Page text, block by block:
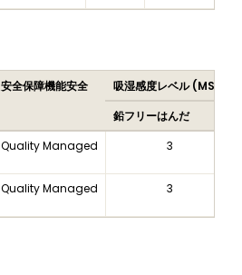
安全保障機能安全 吸湿感度レベル (MSL)
鉛フリーはんだ
Quality Managed 3
Quality Managed 3